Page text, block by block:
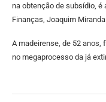
na obtenção de subsídio, é
Finanças, Joaquim
A madeirense, de 52 anos,
no megaprocesso da já